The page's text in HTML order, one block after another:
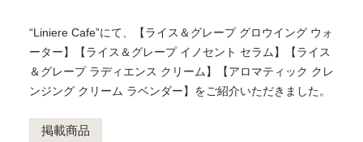
“Liniere Cafe”にて、【ライス＆グレープ グロウイング ウォ
ーター】【ライス＆グレープ イノセント セラム】【ライス
＆グレープ ラディエンス クリーム】【アロマティック クレ
ンジング クリーム ラベンダー】をご紹介いただきました。
掲載商品